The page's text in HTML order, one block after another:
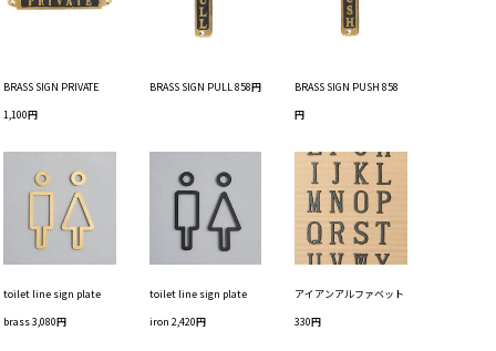
BRASS SIGN PRIVATE
1,100円
BRASS SIGN PULL 858円
BRASS SIGN PUSH 858
円
toilet line sign plate
brass 3,080円
toilet line sign plate
iron 2,420円
アイアンアルファベット
330円